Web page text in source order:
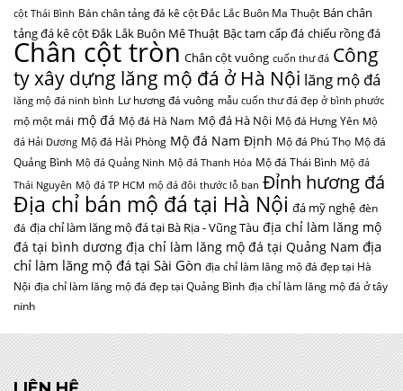
cột Thái Bình Bán chân tảng đá kê cột Đắc Lắc Buôn Ma Thuột Bán chân
tảng đá kê cột Đắk Lắk Buôn Mê Thuật Bậc tam cấp đá chiếu rồng đá
Chân cột tròn Chân cột vuông cuốn thư đá Công
ty xây dựng lăng mộ đá ở Hà Nội lăng mộ đá
lăng mộ đá ninh bình Lư hương đá vuông mẫu cuốn thư đá đẹp ở bình phước
mộ một mái mộ đá Mộ đá Hà Nam Mộ đá Hà Nội Mộ đá Hưng Yên Mộ
đá Hải Dương Mộ đá Hải Phòng Mộ đá Nam Định Mộ đá Phú Thọ Mộ đá
Quảng Bình Mộ đá Quảng Ninh Mộ đá Thanh Hóa Mộ đá Thái Bình Mộ đá
Thái Nguyên Mộ đá TP HCM mộ đá đôi thước lỗ ban Đỉnh hương đá
Địa chỉ bán mộ đá tại Hà Nội đá mỹ nghệ đèn
đá địa chỉ làm lăng mộ đá tại Bà Rịa - Vũng Tàu địa chỉ làm lăng mộ
đá tại bình dương địa chỉ làm lăng mộ đá tại Quảng Nam địa
chỉ làm lăng mộ đá tại Sài Gòn địa chỉ làm lăng mộ đá đẹp tại Hà
Nội địa chỉ làm lăng mộ đá đẹp tại Quảng Bình địa chỉ làm lăng mộ đá ở tây
ninh